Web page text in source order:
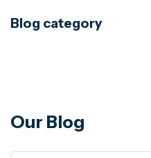
Blog category
Our Blog